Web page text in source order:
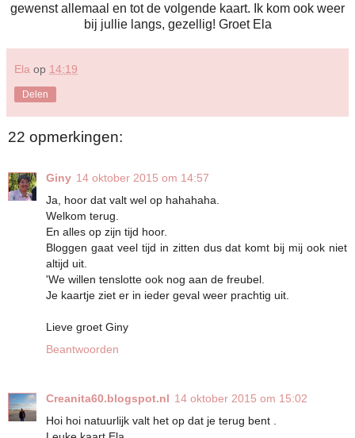
gewenst allemaal en tot de volgende kaart. Ik kom ook weer
bij jullie langs, gezellig! Groet Ela
Ela op 14:19
Delen
22 opmerkingen:
Giny 14 oktober 2015 om 14:57
Ja, hoor dat valt wel op hahahaha.
Welkom terug.
En alles op zijn tijd hoor.
Bloggen gaat veel tijd in zitten dus dat komt bij mij ook niet
altijd uit.
'We willen tenslotte ook nog aan de freubel.
Je kaartje ziet er in ieder geval weer prachtig uit.
Lieve groet Giny
Beantwoorden
Creanita60.blogspot.nl 14 oktober 2015 om 15:02
Hoi hoi natuurlijk valt het op dat je terug bent .